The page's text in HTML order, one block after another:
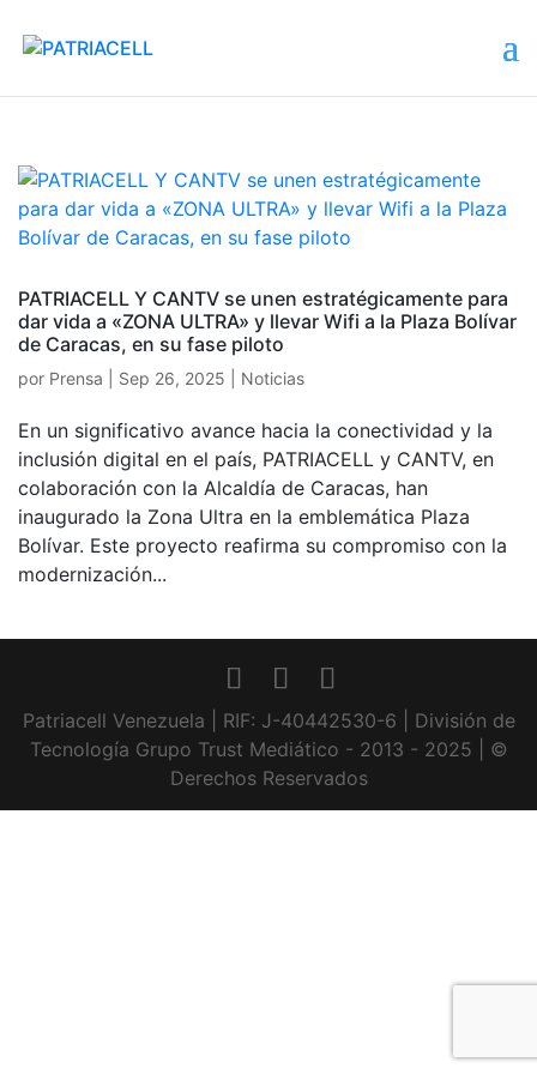
PATRIACELL Y CANTV se unen estratégicamente para
dar vida a «ZONA ULTRA» y llevar Wifi a la Plaza Bolívar
de Caracas, en su fase piloto
por Prensa Sep 26, 2025 Noticias
En un significativo avance hacia la conectividad y la
inclusión digital en el país, PATRIACELL y CANTV, en
colaboración con la Alcaldía de Caracas, han
inaugurado la Zona Ultra en la emblemática Plaza
Bolívar. Este proyecto reafirma su compromiso con la
modernización...
Patriacell Venezuela | RIF: J-40442530-6 | División de
Tecnología Grupo Trust Mediático - 2013 - 2025 | ©
Derechos Reservados